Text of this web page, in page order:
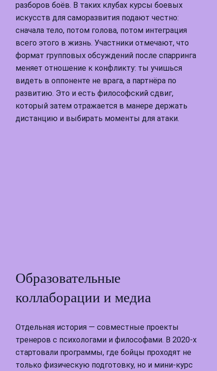
разборов боёв. В таких клубах курсы боевых
искусств для саморазвития подают честно:
сначала тело, потом голова, потом интеграция
всего этого в жизнь. Участники отмечают, что
формат групповых обсуждений после спарринга
меняет отношение к конфликту: ты учишься
видеть в оппоненте не врага, а партнёра по
развитию. Это и есть философский сдвиг,
который затем отражается в манере держать
дистанцию и выбирать моменты для атаки.
Образовательные
коллаборации и медиа
Отдельная история — совместные проекты
тренеров с психологами и философами. В 2020‑х
стартовали программы, где бойцы проходят не
только физическую подготовку, но и мини‑курс